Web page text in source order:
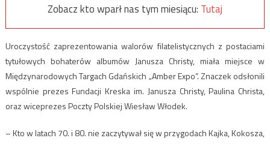
Zobacz kto wparł nas tym miesiącu: Tutaj
Uroczystość zaprezentowania walorów filatelistycznych z postaciami
tytułowych bohaterów albumów Janusza Christy, miała miejsce w
Międzynarodowych Targach Gdańskich „Amber Expo”. Znaczek odsłonili
wspólnie prezes Fundacji Kreska im. Janusza Christy, Paulina Christa,
oraz wiceprezes Poczty Polskiej Wiesław Włodek.
– Kto w latach 70. i 80. nie zaczytywał się w przygodach Kajka, Kokosza,